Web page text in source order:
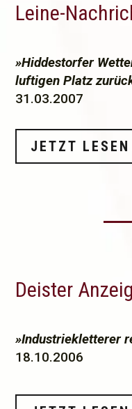
Leine-
»Hiddestorfer
luftigen Platz
31.03.2007
JETZT LESEN
Deister
»Industriekletterer
18.10.2006